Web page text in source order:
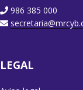
986 385 000
LEGAL